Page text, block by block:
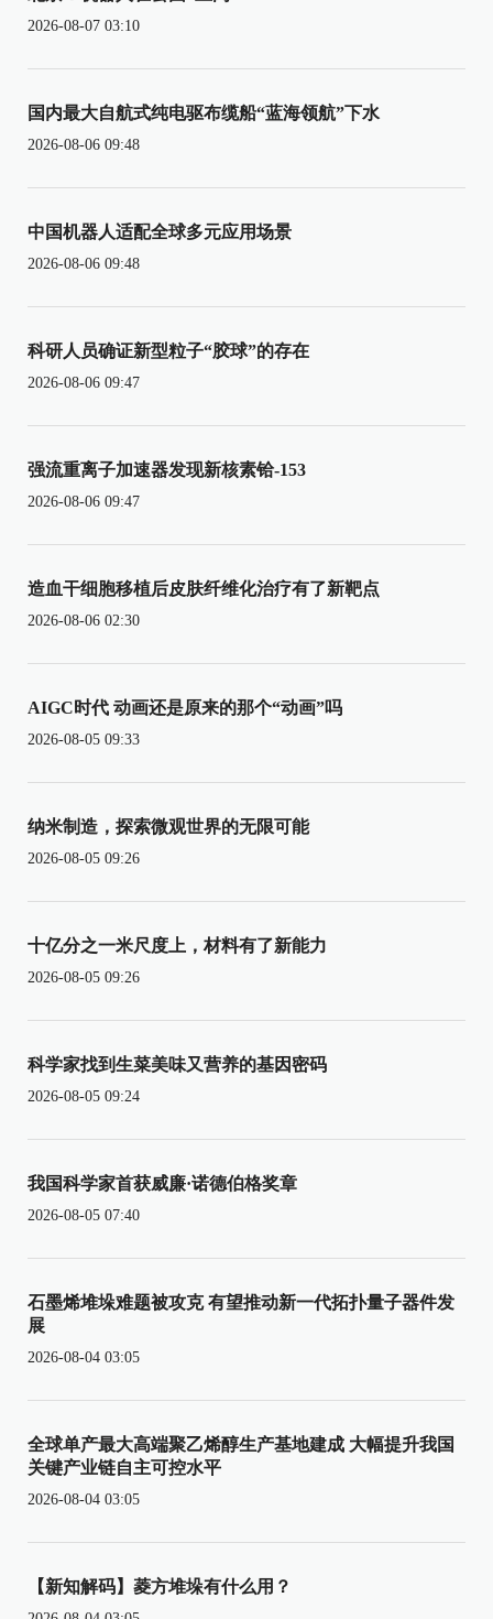
2026-08-07 03:10
国内最大自航式纯电驱布缆船“蓝海领航”下水
2026-08-06 09:48
中国机器人适配全球多元应用场景
2026-08-06 09:48
科研人员确证新型粒子“胶球”的存在
2026-08-06 09:47
强流重离子加速器发现新核素铪-153
2026-08-06 09:47
造血干细胞移植后皮肤纤维化治疗有了新靶点
2026-08-06 02:30
AIGC时代 动画还是原来的那个“动画”吗
2026-08-05 09:33
纳米制造，探索微观世界的无限可能
2026-08-05 09:26
十亿分之一米尺度上，材料有了新能力
2026-08-05 09:26
科学家找到生菜美味又营养的基因密码
2026-08-05 09:24
我国科学家首获威廉·诺德伯格奖章
2026-08-05 07:40
石墨烯堆垛难题被攻克 有望推动新一代拓扑量子器件发
展
2026-08-04 03:05
全球单产最大高端聚乙烯醇生产基地建成 大幅提升我国
关键产业链自主可控水平
2026-08-04 03:05
【新知解码】菱方堆垛有什么用？